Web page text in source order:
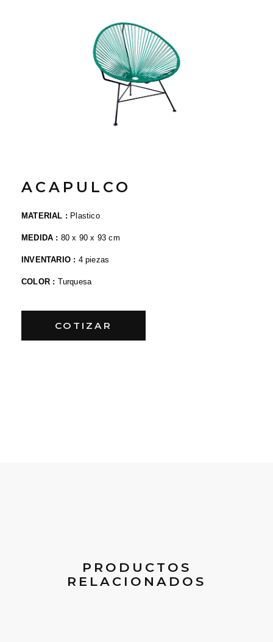
ACAPULCO
MATERIAL : Plastico
MEDIDA : 80 x 90x 93 cm
INVENTARIO : 4 piezas
COLOR : Turquesa
COTIZAR
PRODUCTOS
RELACIONADOS